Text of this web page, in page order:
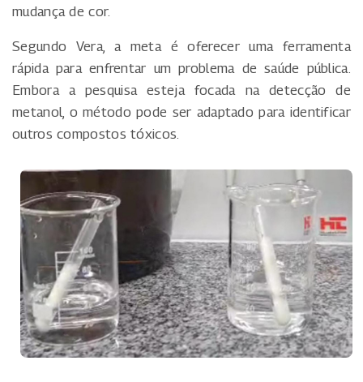
mudança de cor.
Segundo Vera, a meta é oferecer uma ferramenta
rápida para enfrentar um problema de saúde pública.
Embora a pesquisa esteja focada na detecção de
metanol, o método pode ser adaptado para identificar
outros compostos tóxicos.